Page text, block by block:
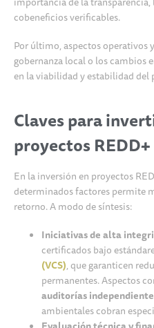
cobeneficios verificables.
Por último, aspectos operativos
gobernanza local o los cambios
en la viabilidad y estabilidad del
Claves para
proyectos REDD+
En la inversión en proyectos
determinados factores permite
retorno. A modo de síntesis:
Iniciativas de alta
certificados bajo
(VCS), que garanticen
permanentes. Aspectos
auditorías
ambientales cobran